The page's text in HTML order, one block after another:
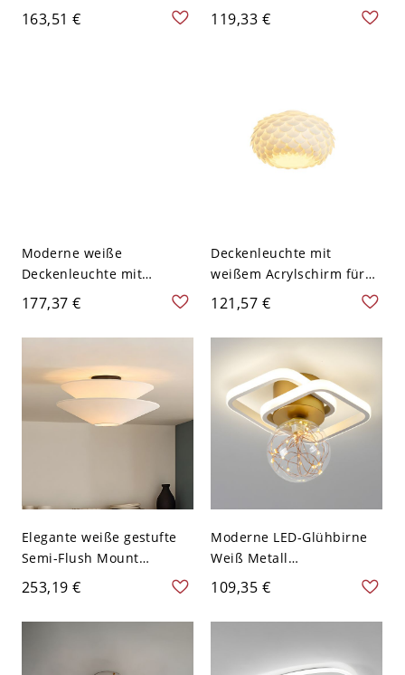
Stufe 1 im modernen Stil
für den Wohngebrauch -
163,51 €
modernen Halbflächen-
Design - 110V-120V 35,56
119,33 €
Moderne weiße
Deckenleuchte mit
Acrylschirm und LED-
Lampen - Schwarz 110V-
120V 40,64 cm
177,37 €
Deckenleuchte mit
weißem Acrylschirm für
modernes Zuhause -
110V-120V 30,48 cm
121,57 €
Elegante weiße gestufte
Semi-Flush Mount
Deckenleuchte für
moderne Häuser - 110V-
120V 49,53 cm
253,19 €
Moderne LED-Glühbirne
Weiß Metall
Deckenleuchte mit klarem
Glasschirm - 110V-120V
Schichtung
109,35 €